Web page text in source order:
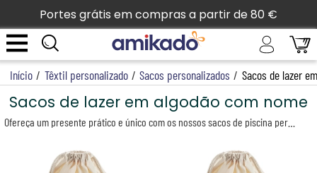
Portes grátis em compras a partir de 80 €
Início / Têxtil personalizado / Sacos personalizados / Sacos de lazer
Sacos de lazer em algodão com nome